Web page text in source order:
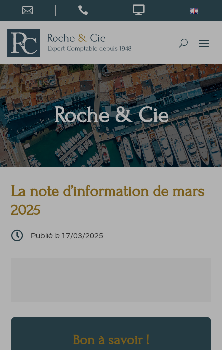
  
Roche & Cie
La note d’information de mars
2025
 Publié le 17/03/2025
Bon à savoir !